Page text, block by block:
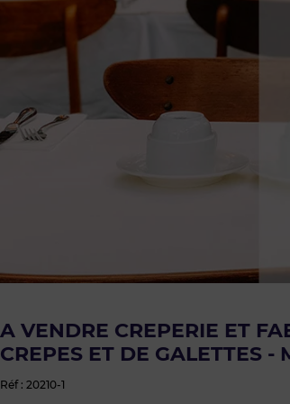
A VENDRE CREPERIE ET
CREPES ET DE GALETTES -
Réf : 20210-1